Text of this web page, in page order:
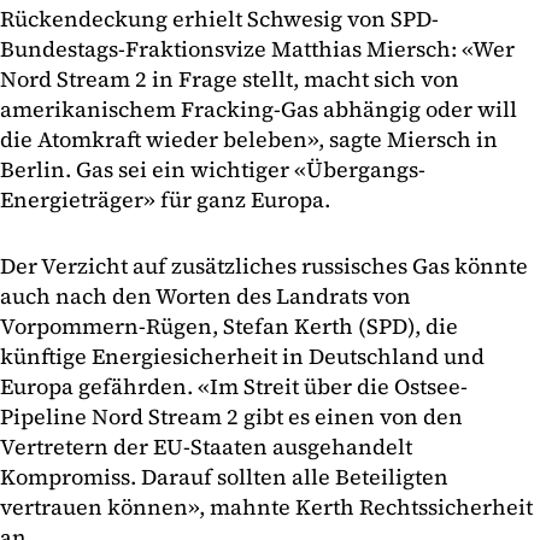
Rückendeckung erhielt Schwesig von SPD-
Bundestags-Fraktionsvize Matthias Miersch: «Wer
Nord Stream 2 in Frage stellt, macht sich von
amerikanischem Fracking-Gas abhängig oder will
die Atomkraft wieder beleben», sagte Miersch in
Berlin. Gas sei ein wichtiger «Übergangs-
Energieträger» für ganz Europa.
Der Verzicht auf zusätzliches russisches Gas könnte
auch nach den Worten des Landrats von
Vorpommern-Rügen, Stefan Kerth (SPD), die
künftige Energiesicherheit in Deutschland und
Europa gefährden. «Im Streit über die Ostsee-
Pipeline Nord Stream 2 gibt es einen von den
Vertretern der EU-Staaten ausgehandelt
Kompromiss. Darauf sollten alle Beteiligten
vertrauen können», mahnte Kerth Rechtssicherheit